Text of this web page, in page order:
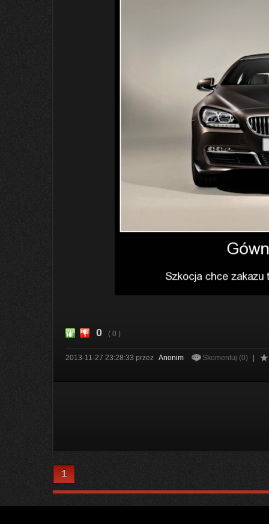
0 ( 0 )
2013-11-27 23:28:33 przez Anonim Skomentuj (0)
1